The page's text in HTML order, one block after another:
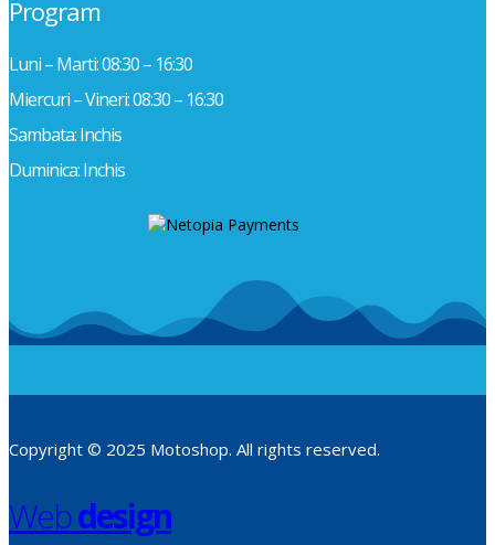
Program
Luni – Marti: 08:30 – 16:30
Miercuri – Vineri: 08:30 – 16:30
Sambata: Inchis
Duminica: Inchis
Copyright © 2025 Motoshop. All rights reserved.
Webdesign